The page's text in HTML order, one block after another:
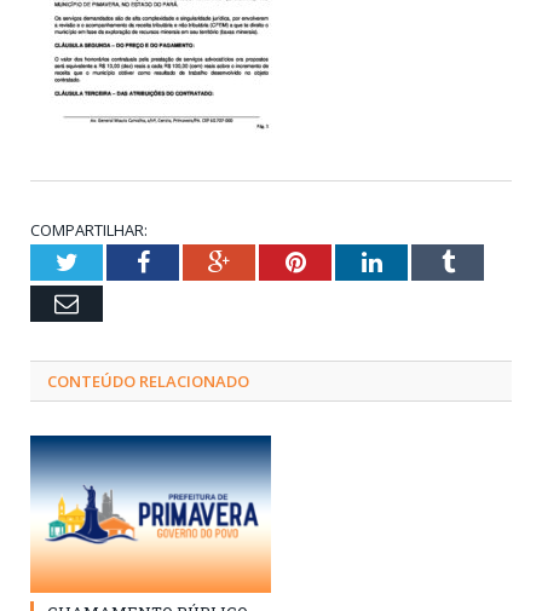
COMPARTILHAR:
TwitterFacebookGoogle+PinterestLinkedInTumblr
Email
CONTEÚDO RELACIONADO